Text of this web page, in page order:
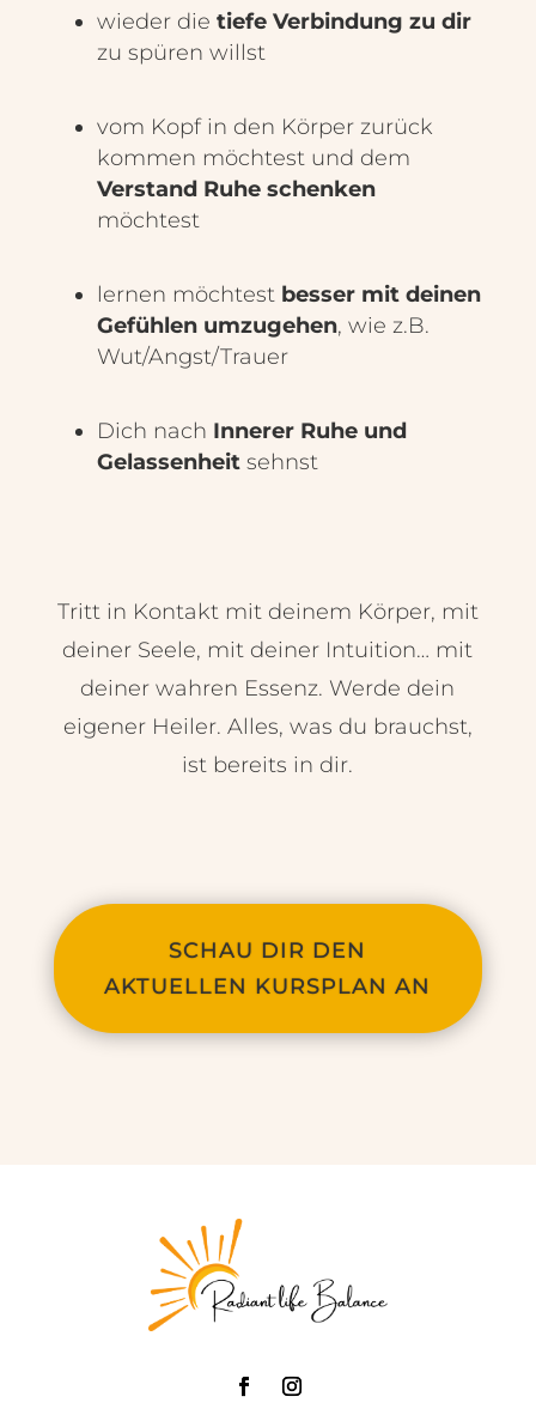
wieder die tiefe Verbindung zu dir
zu spüren willst
vom Kopf in den Körper zurück
kommen möchtest und dem
Verstand Ruhe schenken
möchtest
lernen möchtest besser mit deinen
Gefühlen umzugehen, wie z.B.
Wut/Angst/Trauer
Dich nach Innerer Ruhe und
Gelassenheitsehnst
Tritt in Kontakt mit deinem Körper, mit
deiner Seele, mit deiner Intuition… mit
deiner wahren Essenz. Werde dein
eigener Heiler. Alles, was du brauchst,
ist bereits in dir.
SCHAU DIR DEN
AKTUELLEN KURSPLAN AN